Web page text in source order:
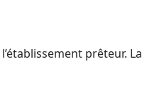
prêteur. La